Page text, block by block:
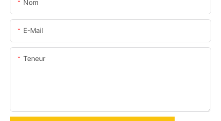
Nom
E-Mail
Teneur